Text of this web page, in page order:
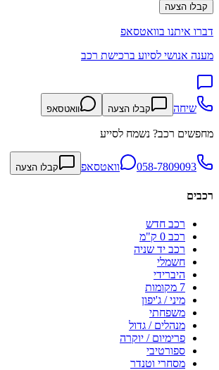
קבלו הצעה
דברו איתנו בוואטסאפ
מענה אנושי לסיוע ברכישת רכב
שיחה קבלו הצעה וואטסאפ
מחפשים רכב? נשמח לסייע
058-7809093 וואטסאפ קבלו הצעה
רכבים
רכב חדש
רכב 0 ק"מ
רכב יד שניה
חשמלי
היברידי
7 מקומות
מיני / ג'יפון
משפחתי
מנהלים / גדול
פרימיום / יוקרה
ספורטיבי
מסחרי וטנדר